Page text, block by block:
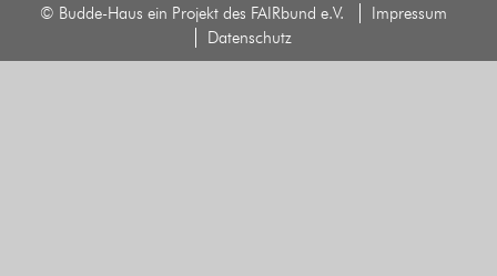
© Budde-Haus ein Projekt des FAIRbund e.V.
Impressum
Datenschutz